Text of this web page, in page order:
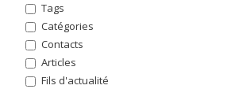
Tags
Catégories
Contacts
Articles
Fils d'actualité